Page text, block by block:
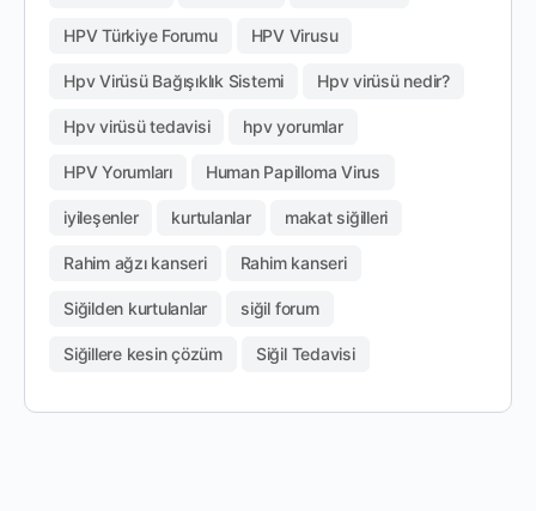
HPV Türkiye Forumu HPV Virusu
Hpv Virüsü Bağışıklık Sistemi Hpv virüsü nedir?
Hpv virüsü tedavisi hpv yorumlar
HPV Yorumları Human Papilloma Virus
iyileşenler kurtulanlar makat siğilleri
Rahim ağzı kanseri Rahim kanseri
Siğilden kurtulanlar siğil forum
Siğillere kesin çözüm Siğil Tedavisi